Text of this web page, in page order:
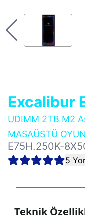
Excalibur
UDIMM 2TB M2
MASAÜSTÜ
E75H.250K-
5
Teknik